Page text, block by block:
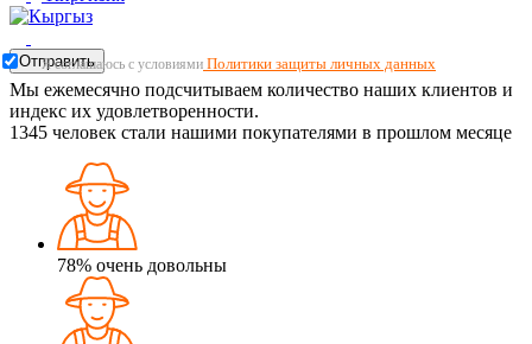
Отправить
Я соглашаюсь с условиями Политики защиты личных данных
Мы ежемесячно подсчитываем количество наших клиентов и
индекс их удовлетворенности.
1345 человек стали нашими покупателями в прошлом месяце
78% очень довольны